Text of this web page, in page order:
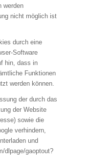
werden
nicht möglich ist
durch eine
Software
hin, dass in
Funktionen
werden können.
der durch das
der Website
sowie die
verhindern,
und
dlpage/gaoptout?